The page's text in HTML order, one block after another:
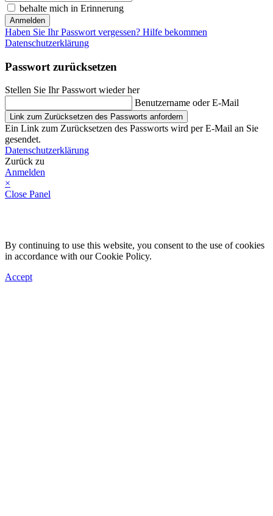
behalte mich in Erinnerung
Anmelden
Haben Sie Ihr Passwort vergessen? Hilfe bekommen
Datenschutzerklärung
Passwort zurücksetzen
Stellen Sie Ihr Passwort wieder her
Benutzername oder E-Mail
Link zum Zurücksetzen des Passworts anfordern
Ein Link zum Zurücksetzen des Passworts wird per E-Mail an Sie
gesendet.
Datenschutzerklärung
Zurück zu
Anmelden
×
Close Panel
By continuing to use this website, you consent to the use of cookies
in accordance with our Cookie Policy.
Accept